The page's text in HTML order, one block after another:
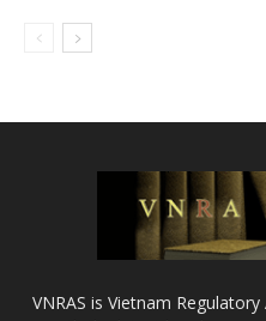
VNRAS is Vietnam